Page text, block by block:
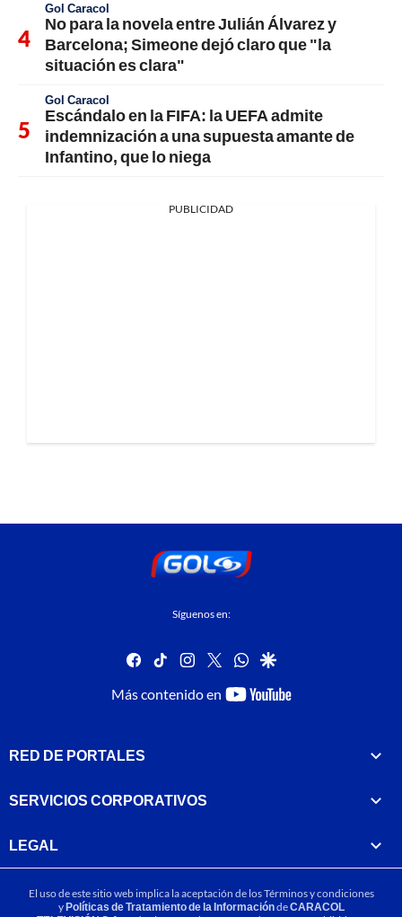
Gol Caracol
No para la novela entre Julián Álvarez y
Barcelona; Simeone dejó claro que "la
situación es clara"
Gol Caracol
Escándalo en la FIFA: la UEFA admite
indemnización a una supuesta amante de
Infantino, que lo niega
PUBLICIDAD
Síguenos en:
facebook
tiktok instagram
twitterwhatsapp
google
Más contenido en
youtube-
RED DE PORTALES
SERVICIOS CORPORATIVOS
LEGAL
El uso de este sitio web implica la aceptación de losTérminos y condiciones
yPolíticas de Tratamiento de la InformacióndeCARACOL